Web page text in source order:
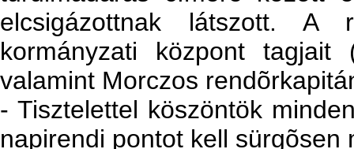
elcsigázottnak látszott. A
kormányzati központ
valamint Morczos
- Tisztelettel köszöntök
napirendi pontot kell sürgõsen